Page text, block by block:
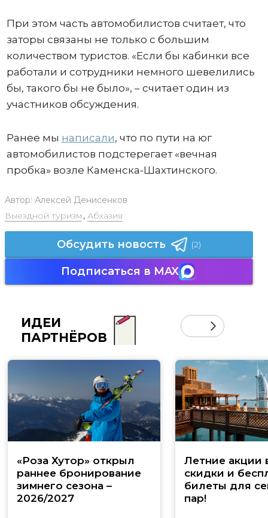
При этом часть автомобилистов считает, что
заторы связаны не только с большим
количеством туристов. «Если бы кабинки все
работали и сотрудники немного шевелились
бы, такого бы не было», – считает один из
участников обсуждения.
Ранее мы написали, что по пути на юг
автомобилистов подстерегает «вечная
пробка» возле Каменска-Шахтинского.
Автор: Алексей Денисенков
Выездной туризм , Абхазия
Обсудить новость (2)
Подписаться в MAX
ИДЕИ
ПАРТНЁРОВ
«Роза Хутор» открыл
раннее бронирование
зимнего сезона –
2026/2027
Летние акции
скидки и
билеты для
пар!